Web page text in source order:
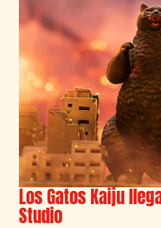
Los Gatos Kaiju
Studio